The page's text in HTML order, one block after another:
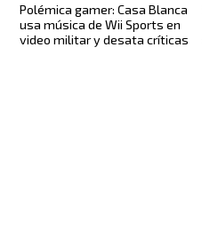
Polémica gamer: Casa Blanca
usa música de Wii Sports en
video militar y desata críticas